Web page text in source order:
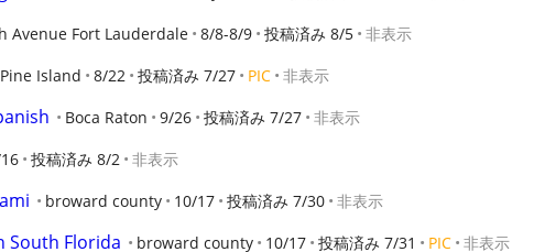
Avenue Fort Lauderdale 8/8-8/9 投稿済み 8/5 非表示
Pine Island 8/22 投稿済み 7/27 PIC 非表示
Boca Raton 9/26 投稿済み 7/27 非表示
投稿済み 8/2 非表示
broward county 10/17 投稿済み 7/30 非表示
South Florida broward county 10/17 投稿済み 7/31 PIC 非表示